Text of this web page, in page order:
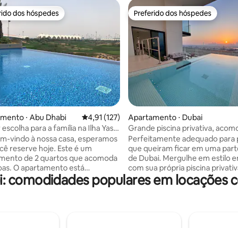
média de 5, 4 avaliações
dos hóspedes
dos hóspedes
⋅ Abu Dhabi 4,91 de uma avaliação média de 5, 127
4,91 (127)
para a família na Ilha Yas,
vindo à nossa casa, esperamos
reserve hoje. Este é um
de 2 quartos que acomoda
O apartamento está
carregado e a comunidade é
você se pergunta o quão
Preferido dos hóspedes
Preferido dos hóspedes
Apartamento ⋅ Dubai
Grande piscina privativa,
pessoas, vistas do pôr do sol
Perfeitamente adequado para
que queiram ficar em uma
de Dubai. Mergulhe em estilo em Dubai
com sua própria piscina
enquanto assiste ao pôr do sol. Fique
neste deslumbrante
nômades, casais, famílias ou
comodidades populares em locações